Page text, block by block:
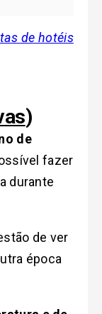
de hotéis
)
de
fazer
durante
de ver
época